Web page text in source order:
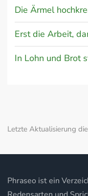
Die Ärmel
Erst die Arbeit,
In Lohn und Brot
Letzte Aktualisierung
Phraseo ist ein